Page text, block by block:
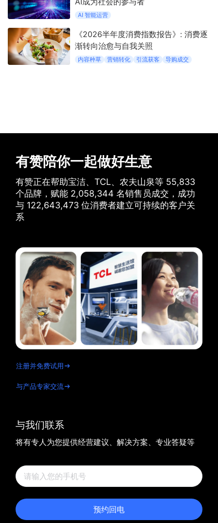
AI 智能运营
《2026半年度消费指数报告》: 消费逐
渐转向治愈与自我关照
内容种草 营销转化 引流获客 导购成交
有赞陪你一起做好生意
有赞正在帮助宝洁、TCL、农夫山泉等 55,833
个品牌， 赋能 2,058,344 名销售员成交， 成功
与 122,643,473 位消费者建立可持续的客户关
系
与我们联系
将有专人为您提供经营建议、解决方案、专业答疑等
预约回电
注册并免费试用
与产品专家交流